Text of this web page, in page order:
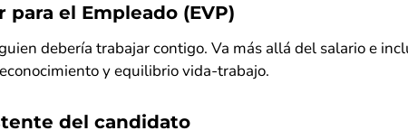
para el Empleado (EVP)
debería trabajar contigo. Va más allá del salario e
y equilibrio vida-trabajo.
del candidato